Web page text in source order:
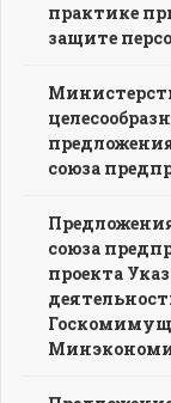
практике
защите
союза
союза
проекта